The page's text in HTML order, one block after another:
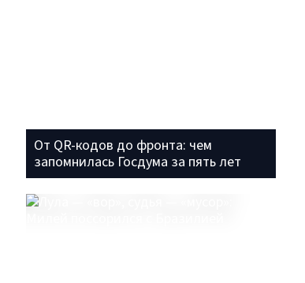
От QR-кодов до фронта: чем
запомнилась Госдума за пять лет